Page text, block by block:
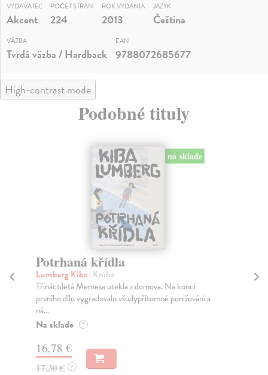
VYDAVATEĽ
Akcent
POČET STRÁN
224
ROK VYDANIA
2013
JAZYK
Čeština
VÄZBA
Tvrdá väzba / Hardback
EAN
9788072685677
High-contrast mode
Podobné tituly
na sklade
Potrhaná křídla
Lumberg Kiba| Kniha
Třináctiletá Memesa utekla z domova. Na konci
prvního dílu vygradovalo všudypřítomné ponižování a
ná...
Na sklade ?
16,78 €
17,30 € ?